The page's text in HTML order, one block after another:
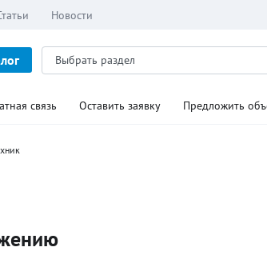
Новости
связь Оставить заявку Предложить